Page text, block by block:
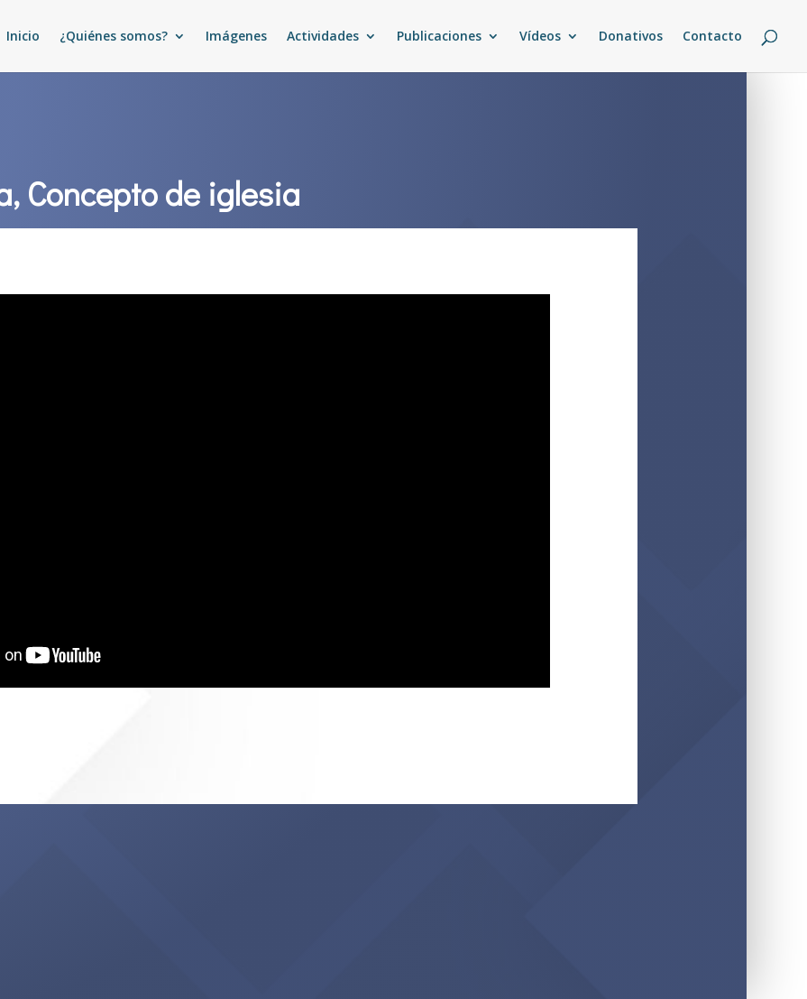
Inicio ¿Quiénes somos? Imágenes Actividades Publicaciones Vídeos Donativos Contacto
Concepto de iglesia